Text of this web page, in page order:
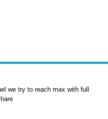
we try to reach max with full